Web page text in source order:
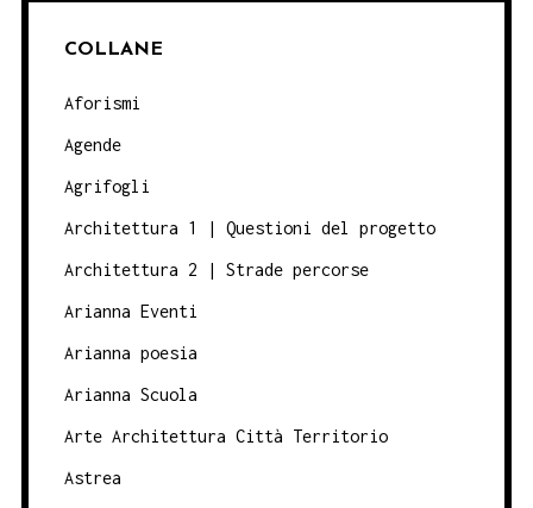
COLLANE
Aforismi
Agende
Agrifogli
Architettura 1 | Questioni del progetto
Architettura 2 | Strade percorse
Arianna Eventi
Arianna poesia
Arianna Scuola
Arte Architettura Città Territorio
Astrea